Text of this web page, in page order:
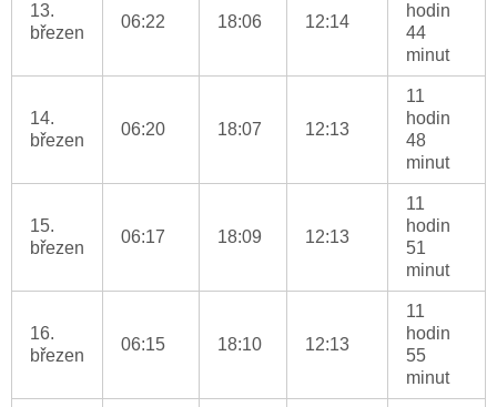
13.
březen
06:22 18:06 12:14
hodin
44
minut
14.
březen
06:20 18:07 12:13
11
hodin
48
minut
15.
březen
06:17 18:09 12:13
11
hodin
51
minut
16.
březen
06:15 18:10 12:13
11
hodin
55
minut